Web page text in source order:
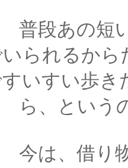
い丈の着
いられるか
いすい歩き
のも理
物の着物